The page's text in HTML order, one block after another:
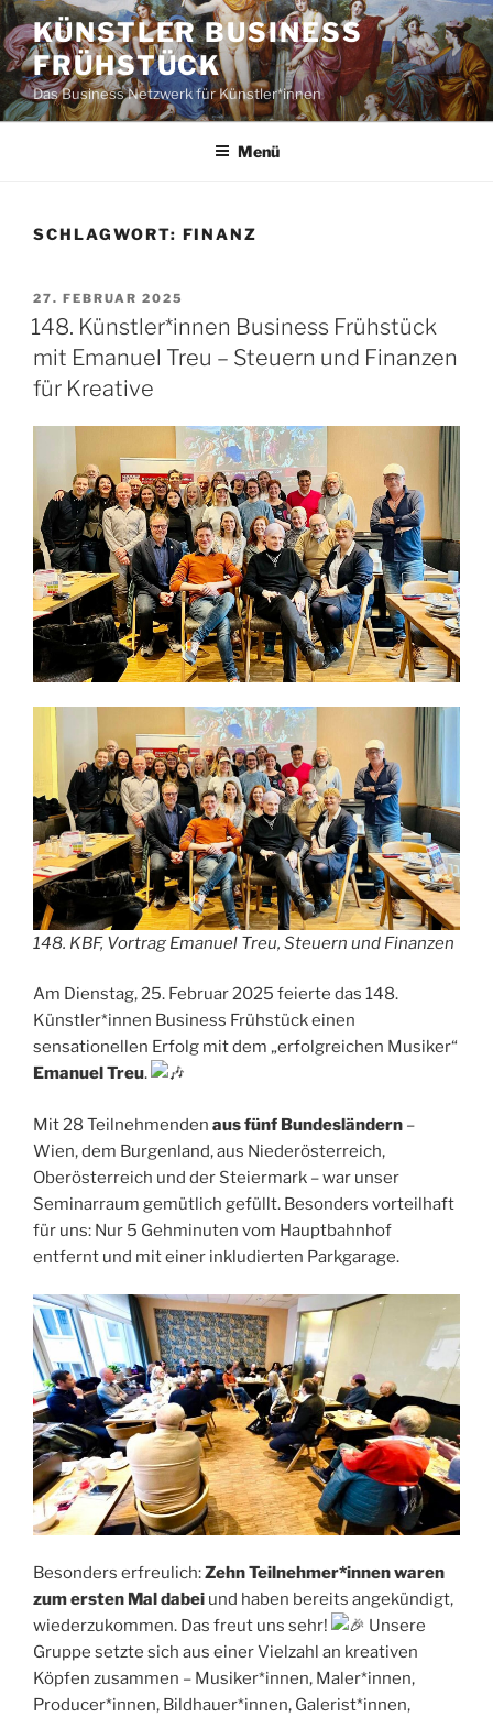
Zum
Inhalt
springen
KÜNSTLER BUSINESS
FRÜHSTÜCK
Das Business Netzwerk für Künstler*innen
Menü
SCHLAGWORT: FINANZ
VERÖFFENTLICHT
AM
27. FEBRUAR 2025
148. Künstler*innen Business Frühstück
mit Emanuel Treu – Steuern und Finanzen
für Kreative
148. KBF, Vortrag Emanuel Treu, Steuern und Finanzen
Am Dienstag, 25. Februar 2025 feierte das 148.
Künstler*innen Business Frühstück einen
sensationellen Erfolg mit dem „erfolgreichen Musiker“
Emanuel Treu.
Mit 28 Teilnehmenden aus fünf Bundesländern –
Wien, dem Burgenland, aus Niederösterreich,
Oberösterreich und der Steiermark – war unser
Seminarraum gemütlich gefüllt. Besonders vorteilhaft
für uns: Nur 5 Gehminuten vom Hauptbahnhof
entfernt und mit einer inkludierten Parkgarage.
Besonders erfreulich:Zehn Teilnehmer*innen waren
zum ersten Mal dabei und haben bereits angekündigt,
wiederzukommen. Das freut uns sehr!
Unsere
Gruppe setzte sich aus einer Vielzahl an kreativen
Köpfen zusammen – Musiker*innen, Maler*innen,
Producer*innen, Bildhauer*innen, Galerist*innen,